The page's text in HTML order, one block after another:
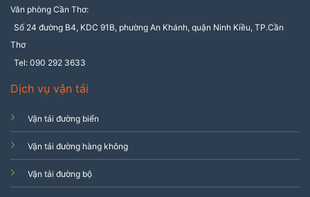
Văn phòng Cần Thơ:
Số 24 đường B4, KDC 91B, phường An Khánh, quận Ninh Kiều, TP.Cần
Thơ
Tel: 090 292 3633
Dịch vụ vận tải
Vận tải đường biển
Vận tải đường hàng không
Vận tải đường bộ